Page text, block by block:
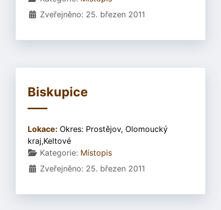
Zveřejněno: 25. březen 2011
Biskupice
Lokace: Okres: Prostějov, Olomoucký
kraj,Keltové
Základní údaje
Kategorie: Místopis
Zveřejněno: 25. březen 2011